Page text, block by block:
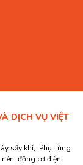
DỊCH VỤ VIỆT
sấy khí, Phụ Tùng
động cơ điện,